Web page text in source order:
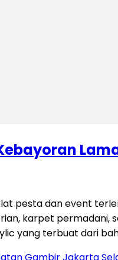
pesta dan event
karpet
yang terbuat dari